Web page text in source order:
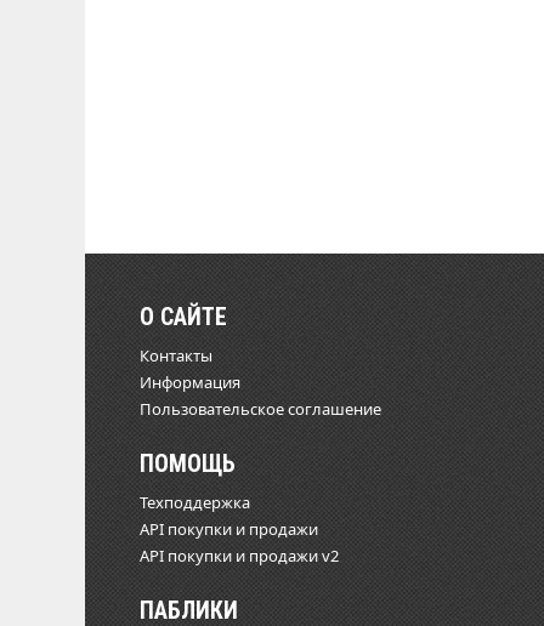
О САЙТЕ
Контакты
Информация
Пользовательское соглашение
ПОМОЩЬ
Техподдержка
API покупки и продажи
API покупки и продажи v2
ПАБЛИКИ